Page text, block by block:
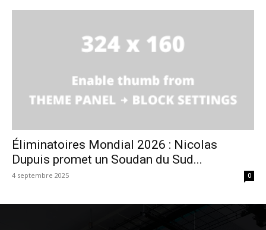
Éliminatoires Mondial 2026 : Nicolas
Dupuis promet un Soudan du Sud...
4 septembre 2025 0